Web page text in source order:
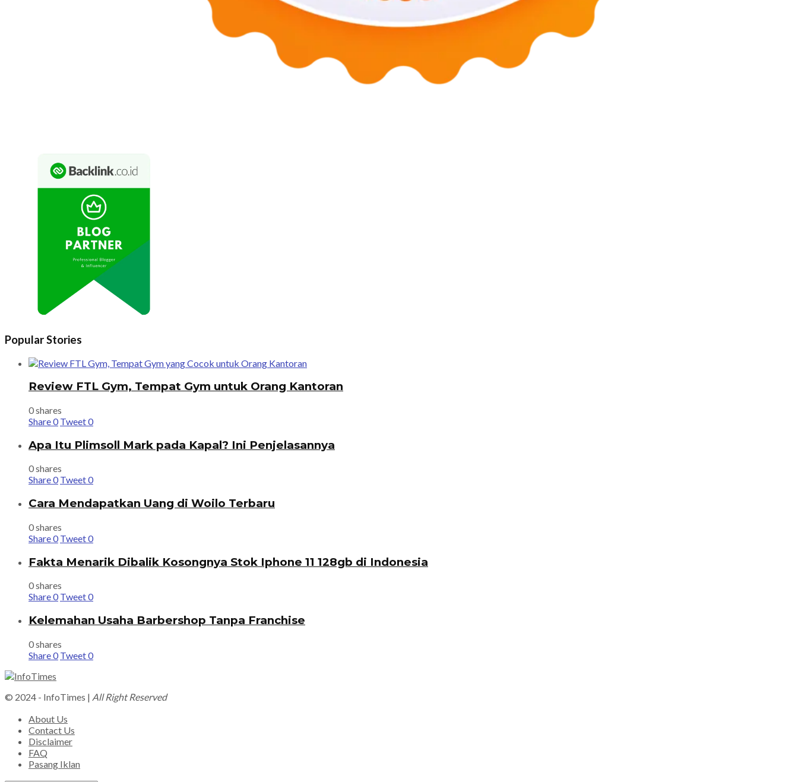
Popular Stories
Review FTL Gym, Tempat Gym untuk Orang Kantoran
0 shares
Share0 Tweet0
Apa Itu Plimsoll Mark pada Kapal? Ini Penjelasannya
0 shares
Share0 Tweet0
Cara Mendapatkan Uang di Woilo Terbaru
0 shares
Share0 Tweet0
Fakta Menarik Dibalik Kosongnya Stok Iphone 11 128gb di Indonesia
0 shares
Share0 Tweet0
Kelemahan Usaha Barbershop Tanpa Franchise
0 shares
Share0 Tweet0
© 2024 - InfoTimes | All Right Reserved
About Us
Contact Us
Disclaimer
FAQ
Pasang Iklan